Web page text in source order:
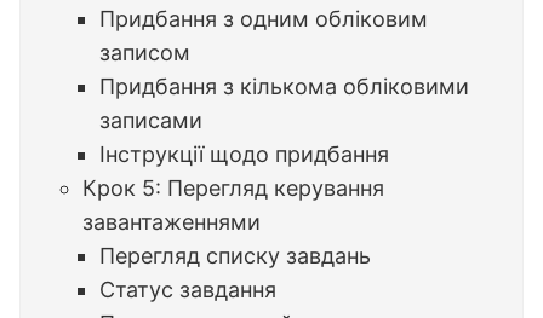
Придбання з одним обліковим
записом
Придбання з кількома обліковими
записами
Інструкції щодо придбання
Крок 5: Перегляд керування
завантаженнями
Перегляд списку завдань
Статус завдання